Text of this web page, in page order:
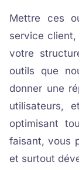
Mettre ces
service
votre
outils que
donner une
utilisateurs,
optimisant
faisant, vous
et surtout